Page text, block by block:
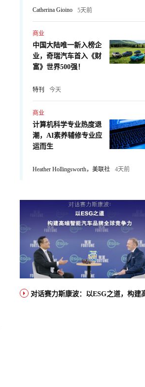
Catherina Gioino 5天前
商业
中国大陆唯一新入榜企
业，奇瑞汽车首入《财
富》世界500强！
特刊 今天
商业
计算机科学专业热度退
潮，AI素养辅修专业应
运而生
Heather Hollingsworth，美联社 4天前